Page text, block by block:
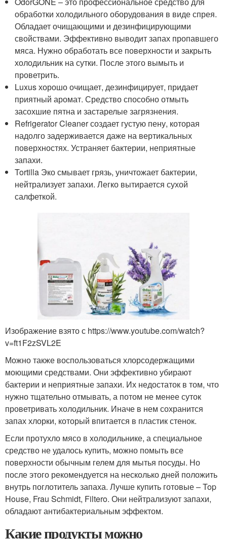
обработки холодильного оборудования в виде спрея.
Обладает очищающими и дезинфицирующими
свойствами. Эффективно выводит запах пропавшего
мяса. Нужно обработать все поверхности и закрыть
холодильник на сутки. После этого вымыть и
проветрить.
Luxus хорошо очищает, дезинфицирует, придает
приятный аромат. Средство способно отмыть
засохшие пятна и застарелые загрязнения.
Refrigerator Cleaner создает густую пену, которая
надолго задерживается даже на вертикальных
поверхностях. Устраняет бактерии, неприятные
запахи.
Tortilla Эко смывает грязь, уничтожает бактерии,
нейтрализует запахи. Легко вытирается сухой
салфеткой.
Изображение взято с https://www.youtube.com/watch?
v=ft1F2zSVL2E
Можно также воспользоваться хлорсодержащими
моющими средствами. Они эффективно убирают
бактерии и неприятные запахи. Их недостаток в том, что
нужно тщательно отмывать, а потом не менее суток
проветривать холодильник. Иначе в нем сохранится
запах хлорки, который впитается в пластик стенок.
Если протухло мясо в холодильнике, а специальное
средство не удалось купить, можно помыть все
поверхности обычным гелем для мытья посуды. Но
после этого рекомендуется на несколько дней положить
внутрь поглотитель запаха. Лучше купить готовые – Top
House, Frau Schmidt, Filtero. Они нейтрализуют запахи,
обладают антибактериальным эффектом.
Какие продукты можно